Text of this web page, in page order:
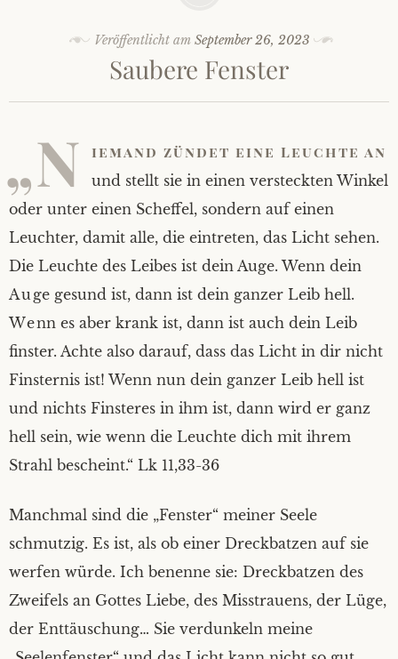
Veröffentlicht am September 26, 2023
Saubere Fenster
„N iemand zündet eine Leuchte an
und stellt sie in einen versteckten Winkel
oder unter einen Scheffel, sondern auf einen
Leuchter, damit alle, die eintreten, das Licht sehen.
Die Leuchte des Leibes ist dein Auge. Wenn dein
Auge gesund ist, dann ist dein ganzer Leib hell.
Wenn es aber krank ist, dann ist auch dein Leib
finster. Achte also darauf, dass das Licht in dir nicht
Finsternis ist! Wenn nun dein ganzer Leib hell ist
und nichts Finsteres in ihm ist, dann wird er ganz
hell sein, wie wenn die Leuchte dich mit ihrem
Strahl bescheint.“ Lk 11,33-36
Manchmal sind die „Fenster“ meiner Seele
schmutzig. Es ist, als ob einer Dreckbatzen auf sie
werfen würde. Ich benenne sie: Dreckbatzen des
Zweifels an Gottes Liebe, des Misstrauens, der Lüge,
der Enttäuschung… Sie verdunkeln meine